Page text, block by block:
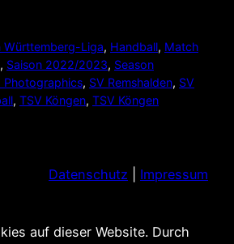
Württemberg-Liga, Handball, Match
, Saison 2022/2023, Season
Photographics, SV Remshalden, SV
, TSV Köngen, TSV Köngen
Datenschutz Impressum
auf dieser Website. Durch